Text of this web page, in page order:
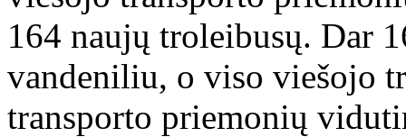
164 naujų troleibusų. Dar
vandeniliu, o viso viešojo
transporto priemonių